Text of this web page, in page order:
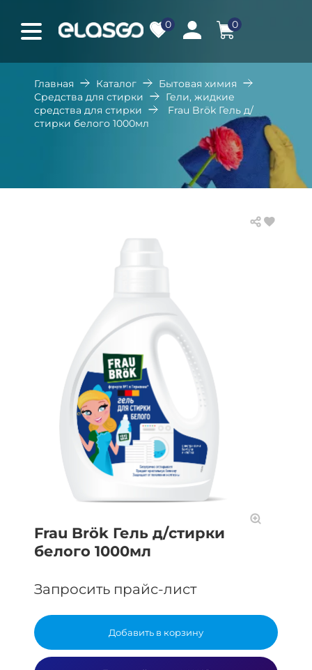
0 0
Главная Каталог
Бытовая химия
Средства для стирки
Гели, жидкие
средства для стирки
Frau Brök Гель д/
стирки белого 1000мл
Frau Brök Гель д/стирки
белого 1000мл
Запросить прайс-лист
Добавить в корзину